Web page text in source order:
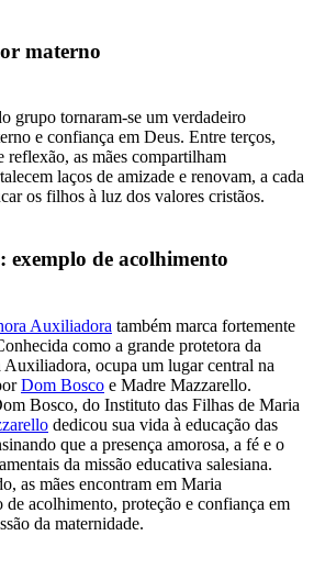
materno
grupo tornaram-se um verdadeiro
e confiança em Deus. Entre terços,
reflexão, as mães compartilham
laços de amizade e renovam, a cada
os filhos à luz dos valores cristãos.
de acolhimento
Auxiliadora também marca fortemente
como a grande protetora da
Auxiliadora, ocupa um lugar central na
Dom Bosco e Madre Mazzarello.
Bosco, do Instituto das Filhas de Maria
dedicou sua vida à educação das
que a presença amorosa, a fé e o
da missão educativa salesiana.
as mães encontram em Maria
acolhimento, proteção e confiança em
da maternidade.